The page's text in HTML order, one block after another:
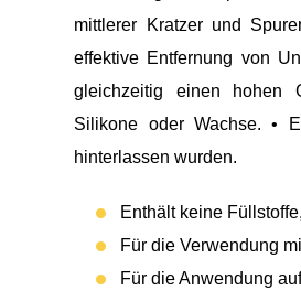
mittlerer Kratzer und
effektive Entfernung von
gleichzeitig einen hohen
Silikone oder Wachse. •
hinterlassen wurden.
Enthält keine
Für die Verwendung
Für die Anwendung